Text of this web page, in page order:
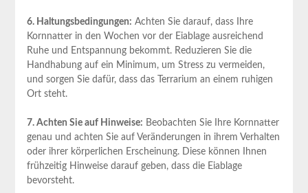
6. Haltungsbedingungen: Achten Sie darauf, dass Ihre
Kornnatter in den Wochen vor der Eiablage ausreichend
Ruhe und Entspannung bekommt. Reduzieren Sie die
Handhabung auf ein Minimum, um Stress zu vermeiden,
und sorgen Sie dafür, dass das Terrarium an einem ruhigen
Ort steht.
7. Achten Sie auf Hinweise: Beobachten Sie Ihre Kornnatter
genau und achten Sie auf Veränderungen in ihrem Verhalten
oder ihrer körperlichen Erscheinung. Diese können Ihnen
frühzeitig Hinweise darauf geben, dass die Eiablage
bevorsteht.